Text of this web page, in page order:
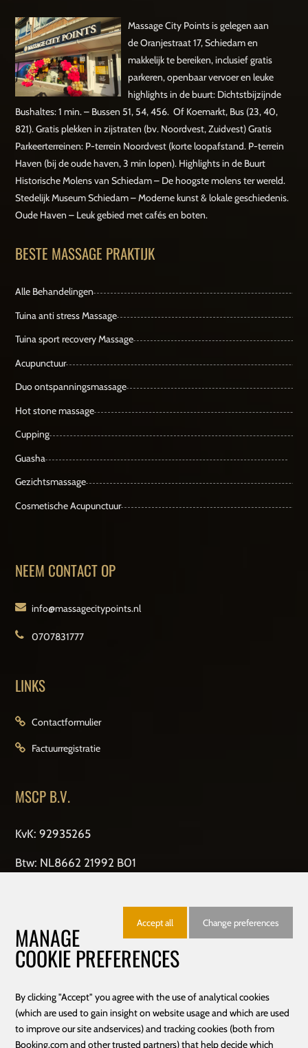
Accept all Change preferences
MANAGE
COOKIE PREFERENCES
By clicking "Accept" you agree with the use of analytical cookies
(which are used to gain insight on website usage and which are used
to improve our site andservices) and tracking cookies (both from
Booking.com and other trusted partners) that help decide which
Massage City Points is gelegen aan
de Oranjestraat 17, Schiedam en
makkelijk te bereiken, inclusief gratis
parkeren, openbaar vervoer en leuke
highlights in de buurt: Dichtstbijzijnde
Bushaltes: 1 min. – Bussen 51, 54, 456. Of Koemarkt, Bus (23, 40,
821). Gratis plekken in zijstraten (bv. Noordvest, Zuidvest) Gratis
Parkeerterreinen: P-terrein Noordvest (korte loopafstand. P-terrein
Haven (bij de oude haven, 3 min lopen). Highlights in de Buurt
Historische Molens van Schiedam – De hoogste molens ter wereld.
Stedelijk Museum Schiedam – Moderne kunst & lokale geschiedenis.
Oude Haven – Leuk gebied met cafés en boten.
BESTE MASSAGE PRAKTIJK
Alle Behandelingen
Tuina anti stress Massage
Tuina sport recovery Massage
Acupunctuur
Duo ontspanningsmassage
Hot stone massage
Cupping
Guasha
Gezichtsmassage
Cosmetische Acupunctuur
NEEM CONTACT OP
info@massagecitypoints.nl
0707831777
LINKS
Contactformulier
Factuurregistratie
MSCP B.V.
KvK: 92935265
Btw: NL8662 21992 B01
Den Haag - Rijswijk - Zoetermeer - Schiedam
Dagelijks geopend van 10:00-22:00